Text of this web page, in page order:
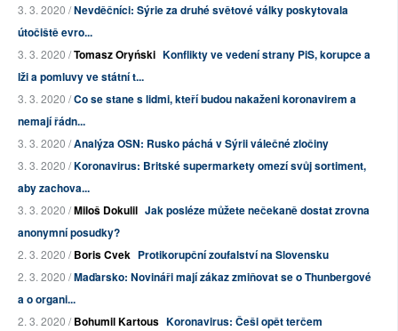
3. 3. 2020 /Nevděčníci: Sýrie za druhé světové války poskytovala
útočiště evro...
3. 3. 2020 /Tomasz Oryński Konflikty ve vedení strany PiS, korupce a
lži a pomluvy ve státní t...
3. 3. 2020 /Co se stane s lidmi, kteří budou nakaženi koronavirem a
nemají řádn...
3. 3. 2020 /Analýza OSN: Rusko páchá v Sýrii válečné zločiny
3. 3. 2020 /Koronavirus: Britské supermarkety omezí svůj sortiment,
aby zachova...
3. 3. 2020 /Miloš Dokulil Jak posléze můžete nečekaně dostat zrovna
anonymní posudky?
2. 3. 2020 /Boris Cvek Protikorupční zoufalství na Slovensku
2. 3. 2020 /Maďarsko: Novináři mají zákaz zmiňovat se o Thunbergové
a o organi...
2. 3. 2020 /Bohumil Kartous Koronavirus: Češi opět terčem